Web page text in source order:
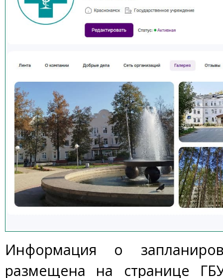
Информация о
размещена на странице